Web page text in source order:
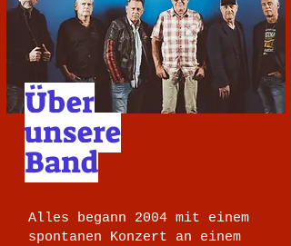
Über
unsere
Band
Alles begann 2004 mit einem
spontanen Konzert an einem